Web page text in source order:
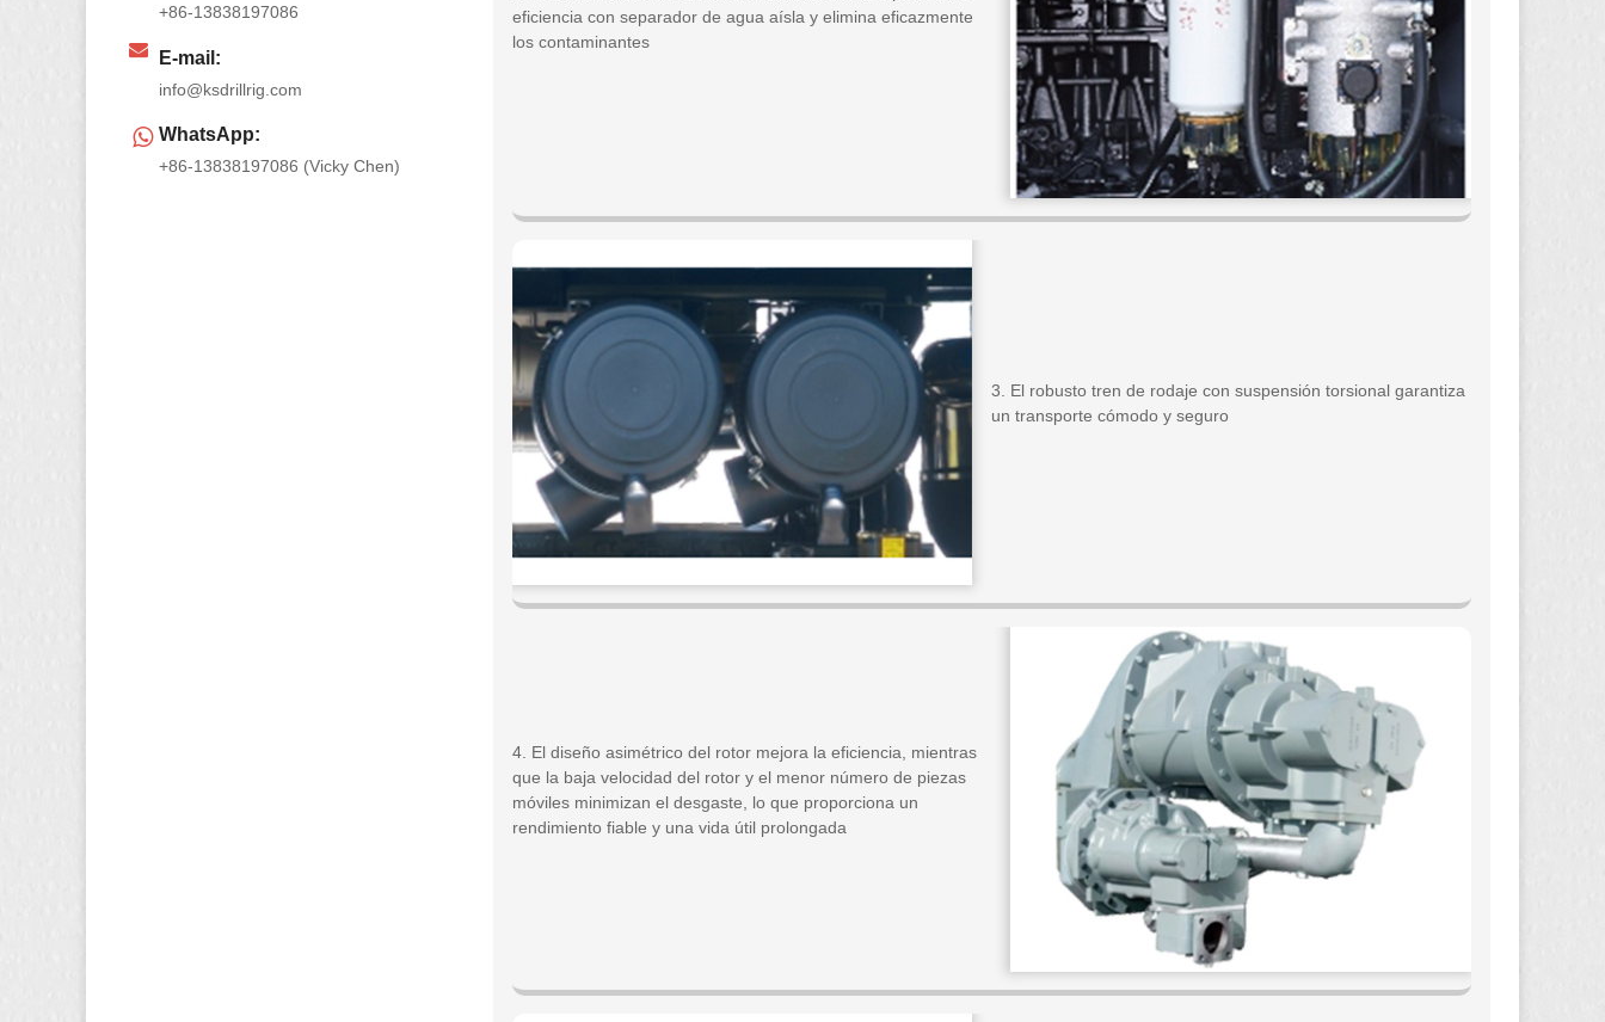
eficiencia con separador de agua aísla y elimina eficazmente
los contaminantes
3. El robusto tren de rodaje con suspensión torsional garantiza
un transporte cómodo y seguro
4. El diseño asimétrico del rotor mejora la eficiencia, mientras
que la baja velocidad del rotor y el menor número de piezas
móviles minimizan el desgaste, lo que proporciona un
rendimiento fiable y una vida útil prolongada
+86-13838197086
E-mail:
info@ksdrillrig.com
WhatsApp:
+86-13838197086 (Vicky Chen)